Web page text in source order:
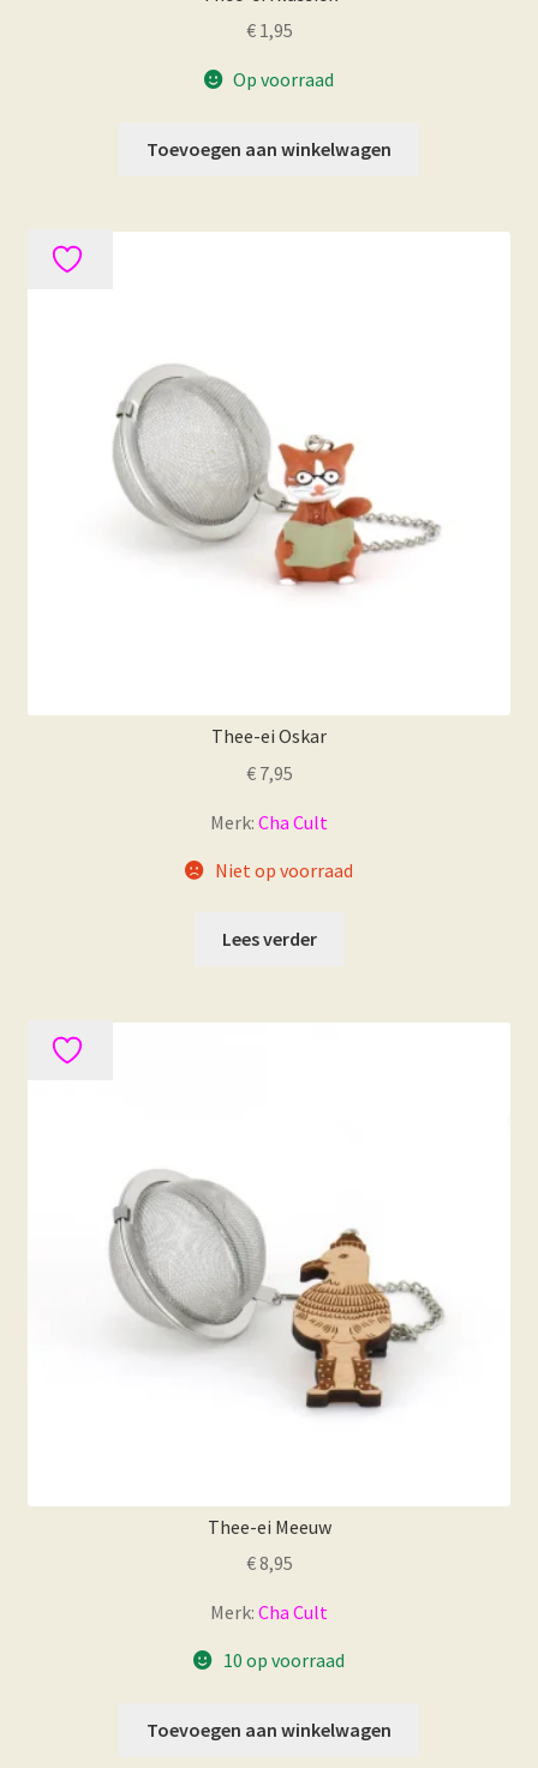
€1,95
Op voorraad
Toevoegen aan winkelwagen
Thee-ei Oskar
€7,95
Merk: Cha Cult
Niet op voorraad
Lees verder
Thee-ei Meeuw
€8,95
Merk: Cha Cult
10 op voorraad
Toevoegen aan winkelwagen